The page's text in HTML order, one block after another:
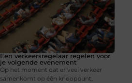
Een verkeersregelaar regelen voor
je volgende evenement
Op het moment dat er veel verkeer
samenkomt op één knooppunt,